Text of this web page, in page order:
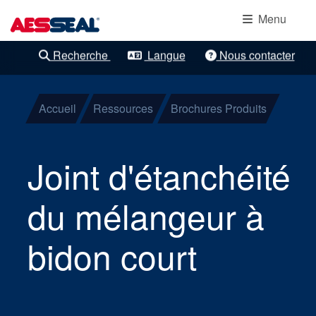
Menu
Protection
des
roulements
Joints
à cartouche
Joints pour
composants
Joints pour
Recherche Langue Nous contacter
Accueil Ressources Brochures Produits
Joint d'étanchéité
du mélangeur à
bidon court
Raffinements clairs